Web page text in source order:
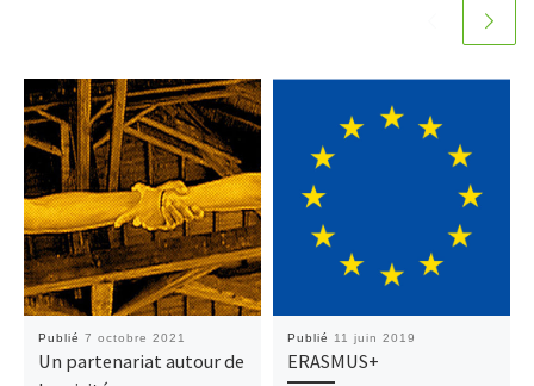
Publié 7 octobre 2021
Un partenariat autour de
Publié 11 juin 2019
ERASMUS+